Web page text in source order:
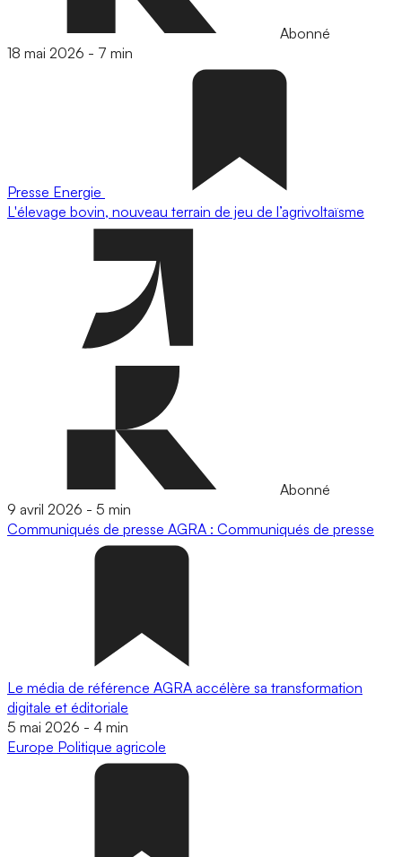
Abonné
18 mai 2026 - 7 min
Presse Energie
L'élevage bovin, nouveau terrain de jeu de l’agrivoltaïsme
Abonné
9 avril 2026 - 5 min
Communiqués de presse AGRA : Communiqués de presse
Le média de référence AGRA accélère sa transformation
digitale et éditoriale
5 mai 2026 - 4 min
Europe Politique agricole